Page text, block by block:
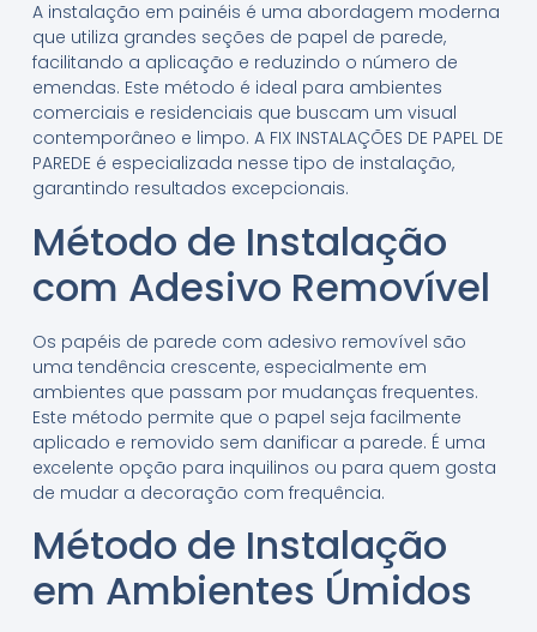
A instalação em painéis é uma abordagem moderna
que utiliza grandes seções de papel de parede,
facilitando a aplicação e reduzindo o número de
emendas. Este método é ideal para ambientes
comerciais e residenciais que buscam um visual
contemporâneo e limpo. A FIX INSTALAÇÕES DE PAPEL DE
PAREDE é especializada nesse tipo de instalação,
garantindo resultados excepcionais.
Método de Instalação
com Adesivo Removível
Os papéis de parede com adesivo removível são
uma tendência crescente, especialmente em
ambientes que passam por mudanças frequentes.
Este método permite que o papel seja facilmente
aplicado e removido sem danificar a parede. É uma
excelente opção para inquilinos ou para quem gosta
de mudar a decoração com frequência.
Método de Instalação
em Ambientes Úmidos